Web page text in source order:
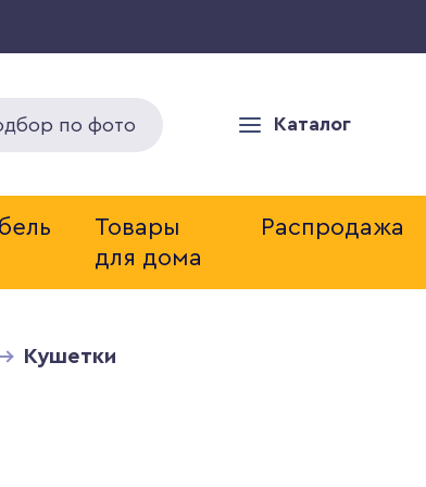
по фото Каталог
Товары
для дома
Распродажа
Кушетки